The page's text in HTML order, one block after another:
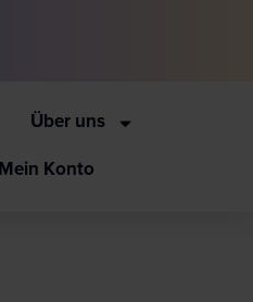
Über uns
Mein Konto